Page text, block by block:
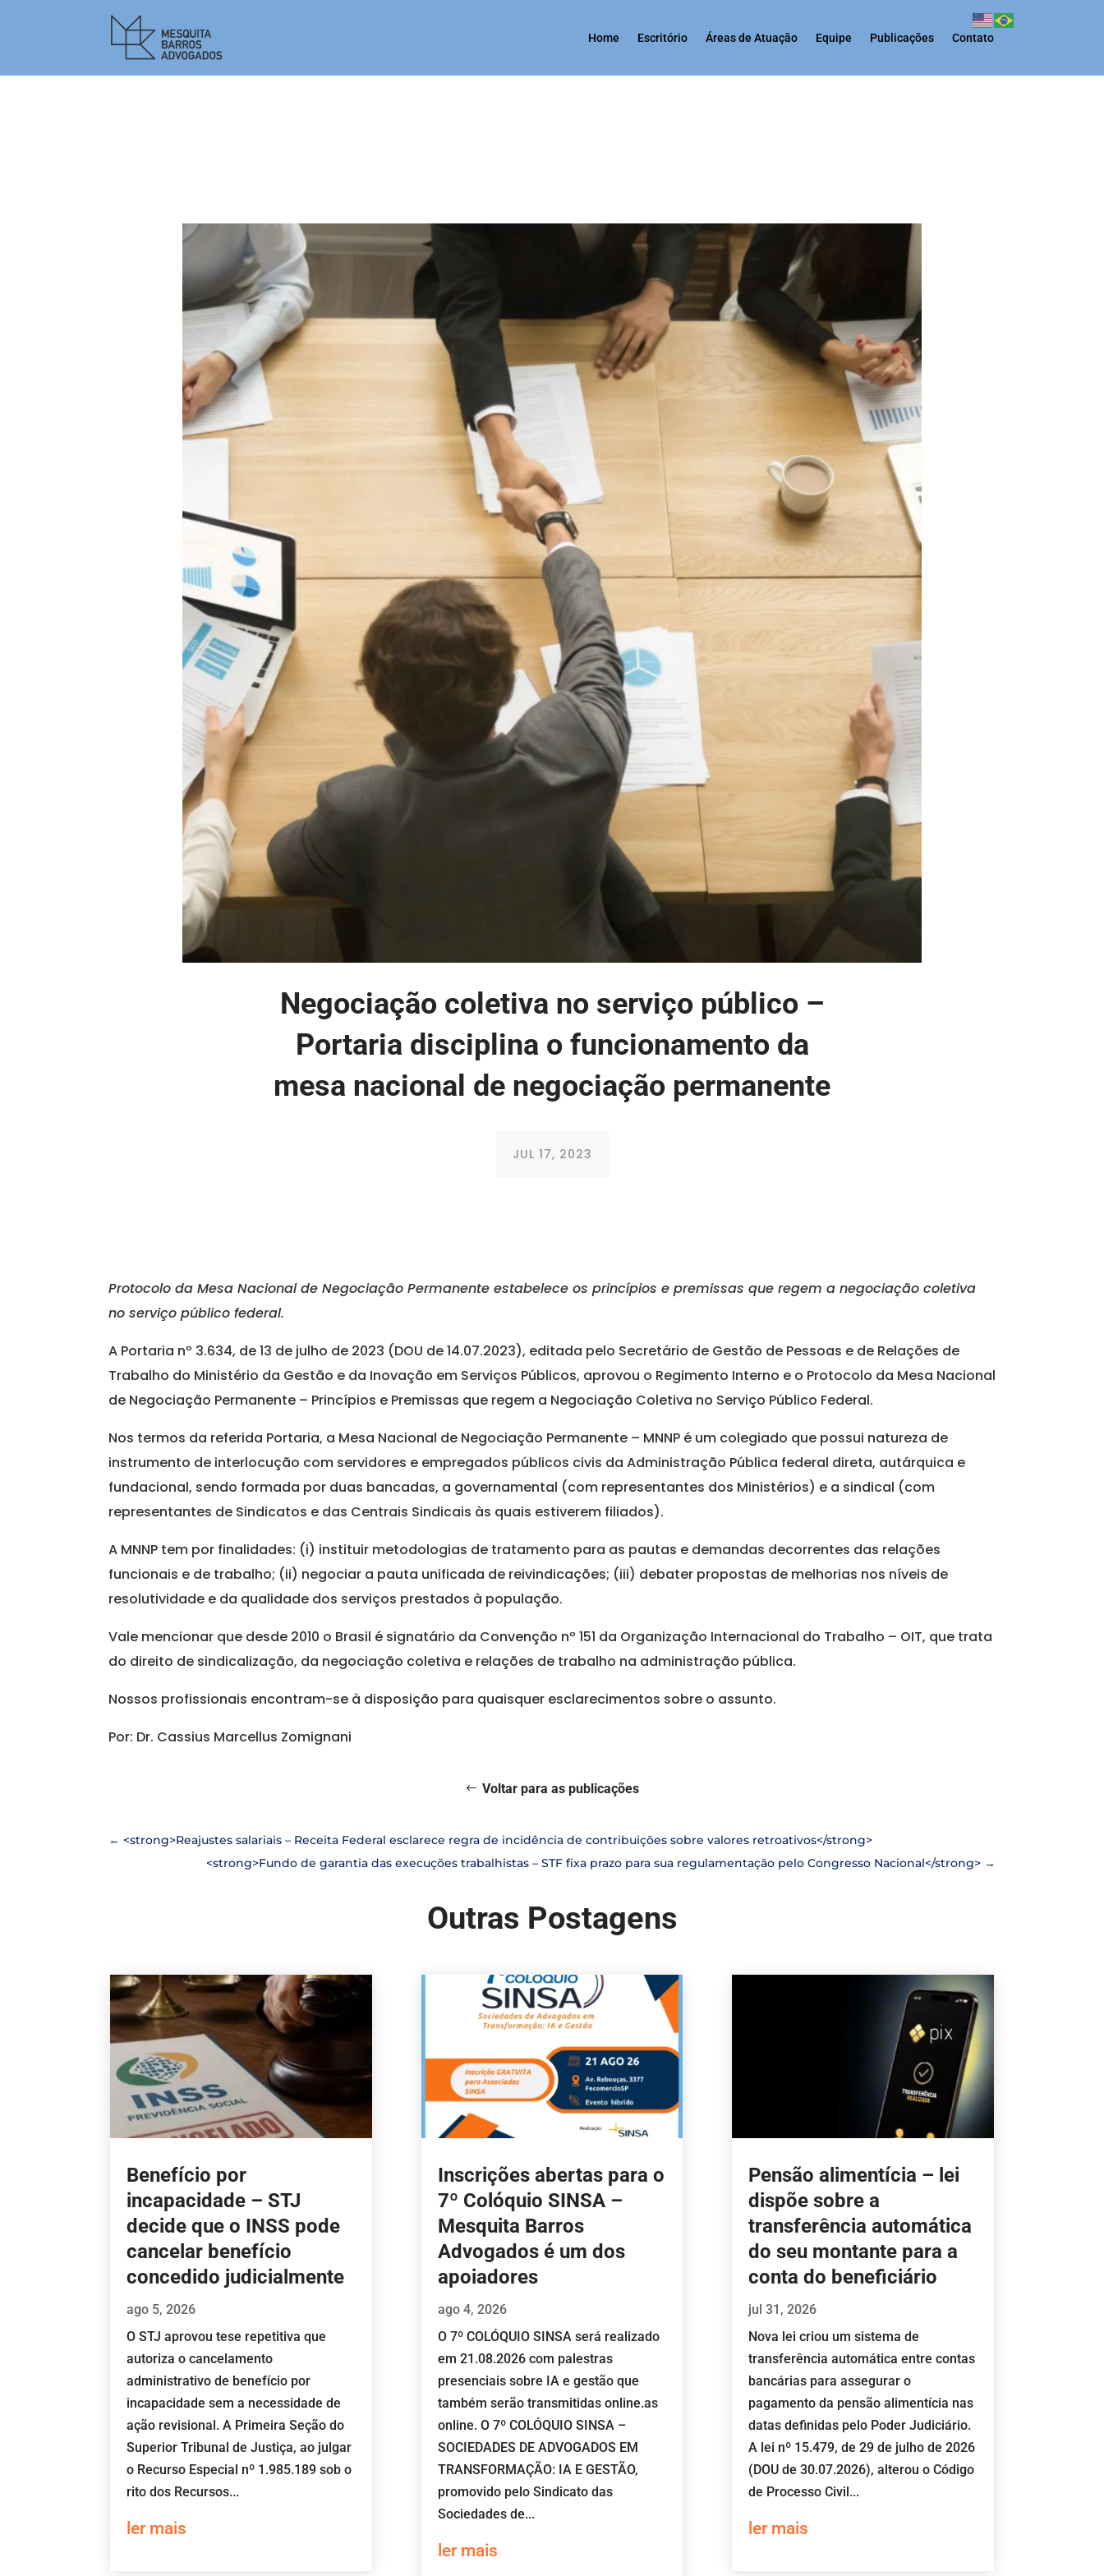
Home Escritório Áreas de Atuação Equipe Publicações Contato
Negociação coletiva no serviço público –
Portaria disciplina o funcionamento da
mesa nacional de negociação permanente
JUL 17, 2023
Protocolo da Mesa Nacional de Negociação Permanente estabelece os princípios e premissas que regem a negociação coletiva
no serviço público federal.
A Portaria nº 3.634, de 13 de julho de 2023 (DOU de 14.07.2023), editada pelo Secretário de Gestão de Pessoas e de Relações de
Trabalho do Ministério da Gestão e da Inovação em Serviços Públicos, aprovou o Regimento Interno e o Protocolo da Mesa Nacional
de Negociação Permanente – Princípios e Premissas que regem a Negociação Coletiva no Serviço Público Federal.
Nos termos da referida Portaria, a Mesa Nacional de Negociação Permanente – MNNP é um colegiado que possui natureza de
instrumento de interlocução com servidores e empregados públicos civis da Administração Pública federal direta, autárquica e
fundacional, sendo formada por duas bancadas, a governamental (com representantes dos Ministérios) e a sindical (com
representantes de Sindicatos e das Centrais Sindicais às quais estiverem filiados).
A MNNP tem por finalidades: (i) instituir metodologias de tratamento para as pautas e demandas decorrentes das relações
funcionais e de trabalho; (ii) negociar a pauta unificada de reivindicações; (iii) debater propostas de melhorias nos níveis de
resolutividade e da qualidade dos serviços prestados à população.
Vale mencionar que desde 2010 o Brasil é signatário da Convenção nº 151 da Organização Internacional do Trabalho – OIT, que trata
do direito de sindicalização, da negociação coletiva e relações de trabalho na administração pública.
Nossos profissionais encontram-se à disposição para quaisquer esclarecimentos sobre o assunto.
Por: Dr. Cassius Marcellus Zomignani
Voltar para as publicações
← <strong>Reajustes salariais – Receita Federal esclarece regra de incidência de contribuições sobre valores retroativos</strong>
<strong>Fundo de garantia das execuções trabalhistas – STF fixa prazo para sua regulamentação pelo Congresso Nacional</strong> →
Outras Postagens
Benefício por
incapacidade – STJ
decide que o INSS pode
cancelar benefício
concedido judicialmente
ago 5, 2026
O STJ aprovou tese repetitiva que
autoriza o cancelamento
administrativo de benefício por
incapacidade sem a necessidade de
ação revisional. A Primeira Seção do
Superior Tribunal de Justiça, ao julgar
o Recurso Especial nº 1.985.189 sob o
rito dos Recursos...
ler mais
Inscrições abertas para o
7º Colóquio SINSA –
Mesquita Barros
Advogados é um dos
apoiadores
ago 4, 2026
O 7º COLÓQUIO SINSA será realizado
em 21.08.2026 com palestras
presenciais sobre IA e gestão que
também serão transmitidas online.as
online. O 7º COLÓQUIO SINSA –
SOCIEDADES DE ADVOGADOS EM
TRANSFORMAÇÃO: IA E GESTÃO,
promovido pelo Sindicato das
Sociedades de...
ler mais
Pensão alimentícia – lei
dispõe sobre a
transferência automática
do seu montante para a
conta do beneficiário
jul 31, 2026
Nova lei criou um sistema de
transferência automática entre contas
bancárias para assegurar o
pagamento da pensão alimentícia nas
datas definidas pelo Poder Judiciário.
A lei nº 15.479, de 29 de julho de 2026
(DOU de 30.07.2026), alterou o Código
de Processo Civil...
ler mais